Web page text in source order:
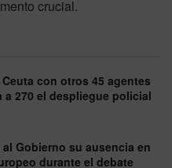
crucial.
con otros 45 agentes
a 270 el despliegue policial
Gobierno su ausencia en
durante el debate